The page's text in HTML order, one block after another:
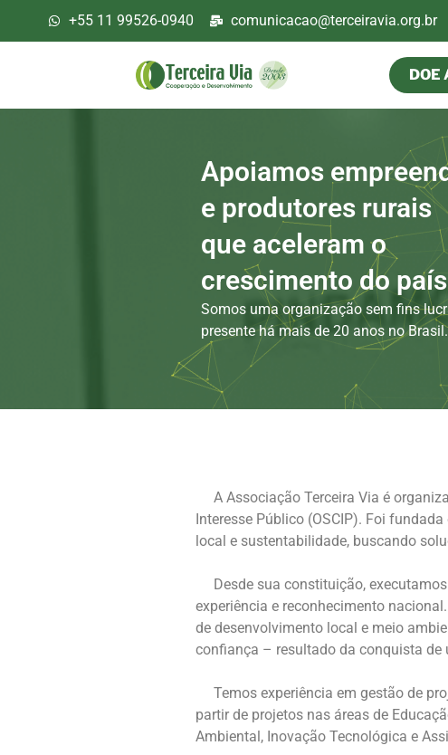
+55 11 99526-0940 comunicacao@terceiravia.org.br
DOE
Apoiamos
e produtores rurais
que aceleram o
crescimento do país
Somos uma organização sem fins
presente há mais de 20 anos no Brasil.
A Associação Terceira Via é
Interesse Público (OSCIP). Foi
local e sustentabilidade, buscando
Desde sua constituição,
experiência e reconhecimento
de desenvolvimento local e meio
confiança – resultado da conquista de
Temos experiência em gestão de
partir de projetos nas áreas de
Ambiental, Inovação Tecnológica e